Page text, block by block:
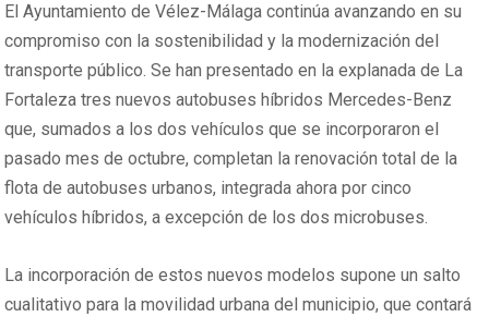
El Ayuntamiento de Vélez-Málaga continúa avanzando en su
compromiso con la sostenibilidad y la modernización del
transporte público. Se han presentado en la explanada de La
Fortaleza tres nuevos autobuses híbridos Mercedes-Benz
que, sumados a los dos vehículos que se incorporaron el
pasado mes de octubre, completan la renovación total de la
flota de autobuses urbanos, integrada ahora por cinco
vehículos híbridos, a excepción de los dos microbuses.
La incorporación de estos nuevos modelos supone un salto
cualitativo para la movilidad urbana del municipio, que contará